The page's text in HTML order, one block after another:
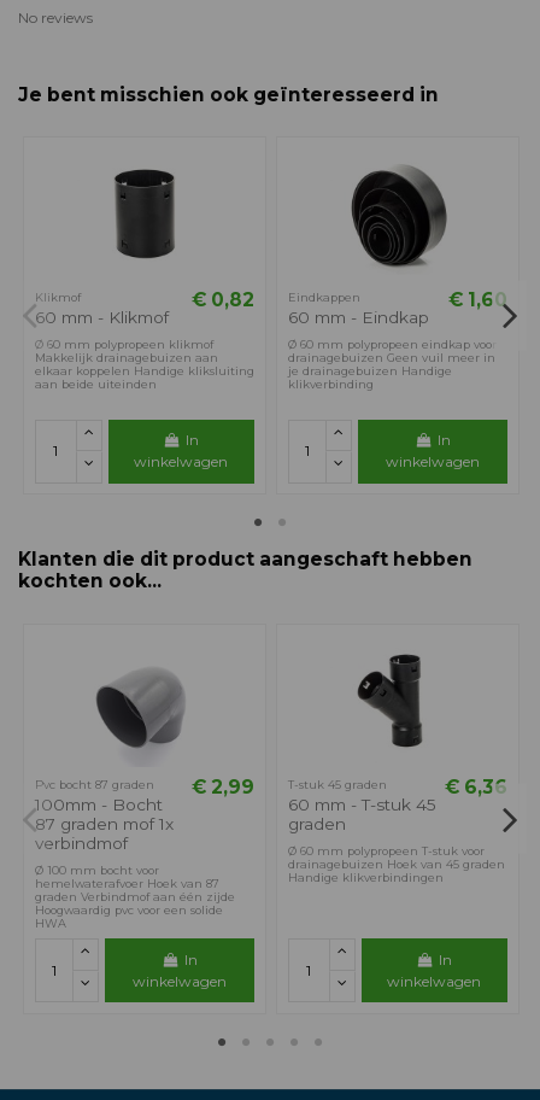
No reviews
Je bent misschien ook geïnteresseerd in
Klikmof
60 mm - Klikmof
€ 0,82
Ø 60 mm polypropeen klikmof
Makkelijk drainagebuizen aan
elkaar koppelen Handige kliksluiting
aan beide uiteinden
In
winkelwagen
Eindkappen
60 mm - Eindkap
€ 1,60
Ø 60 mm polypropeen eindkap voor
drainagebuizen Geen vuil meer in
je drainagebuizen Handige
klikverbinding
In
winkelwagen
Klanten die dit product aangeschaft hebben
kochten ook...
Pvc bocht 87 graden
100mm - Bocht
87 graden mof 1x
verbindmof
€ 2,99
Ø 100 mm bocht voor
hemelwaterafvoer Hoek van 87
graden Verbindmof aan één zijde
Hoogwaardig pvc voor een solide
HWA
In
winkelwagen
T-stuk 45 graden
60 mm - T-stuk 45
graden
€ 6,36
Ø 60 mm polypropeen T-stuk voor
drainagebuizen Hoek van 45 graden
Handige klikverbindingen
In
winkelwagen